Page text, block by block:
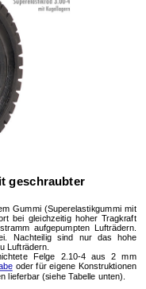
geschraubter
Gummi (Superelastikgummi mit
bei gleichzeitig hoher Tragkraft
aufgepumpten Lufträdern.
Nachteilig sind nur das hohe
Lufträdern.
Felge 2.10‑4 aus 2 mm
oder für eigene Konstruktionen
lieferbar (siehe Tabelle unten).